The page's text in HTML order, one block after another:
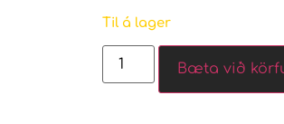
Til á lager
Bæta við